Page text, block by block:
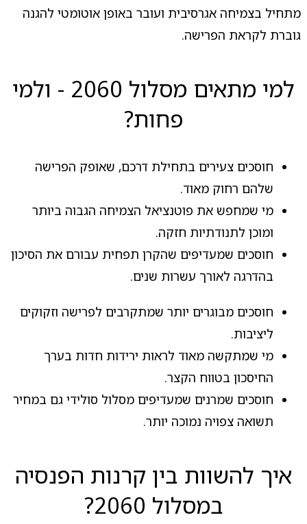
מתחיל בצמיחה אגרסיבית ועובר באופן אוטומטי להגנה
גוברת לקראת הפרישה.
למי מתאים מסלול 2060 - ולמי
פחות?
חוסכים צעירים בתחילת דרכם, שאופק הפרישה
שלהם רחוק מאוד.
מי שמחפש את פוטנציאל הצמיחה הגבוה ביותר
ומוכן לתנודתיות חזקה.
חוסכים שמעדיפים שהקרן תפחית עבורם את הסיכון
בהדרגה לאורך עשרות שנים.
חוסכים מבוגרים יותר שמתקרבים לפרישה וזקוקים
ליציבות.
מי שמתקשה מאוד לראות ירידות חדות בערך
החיסכון בטווח הקצר.
חוסכים שמרנים שמעדיפים מסלול סולידי גם במחיר
תשואה צפויה נמוכה יותר.
איך להשוות בין קרנות הפנסיה
במסלול 2060?